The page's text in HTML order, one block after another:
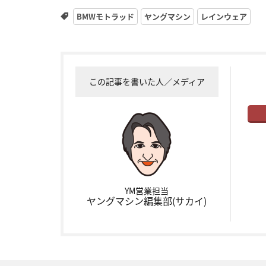
BMWモトラッド ヤングマシン レインウェア
この記事を書いた人／メディア
YM営業担当
ヤングマシン編集部(サカイ)